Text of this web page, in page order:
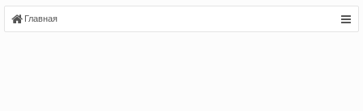
Главная